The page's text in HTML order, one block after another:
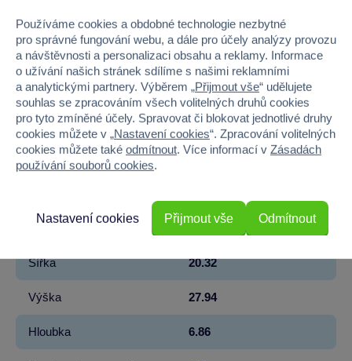
Kód produktu 939M-530947-EUC
Značka MGA Entertainment
Licence MGA Entertainment
Řada Rainbow High
Věk od
Šířka 20.32
Výška 27.94
Hloubka 6.86
Používáme cookies a obdobné technologie nezbytné
pro správné fungování webu, a dále pro účely analýzy provozu
a návštěvnosti a personalizaci obsahu a reklamy. Informace
o užívání našich stránek sdílíme s našimi reklamními
a analytickými partnery. Výběrem „Přijmout vše“ udělujete
souhlas se zpracováním všech volitelných druhů cookies
pro tyto zmíněné účely. Spravovat či blokovat jednotlivé druhy
cookies můžete v „Nastavení cookies“. Zpracování volitelných
cookies můžete také odmítnout. Více informací v Zásadách
používání souborů cookies.
Odmítnout
Nastavení cookies Přijmout vše